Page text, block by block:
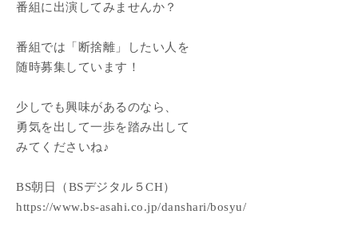
番組に出演してみませんか？
番組では「断捨離」したい人を
随時募集しています！
少しでも興味があるのなら、
勇気を出して一歩を踏み出して
みてくださいね♪
BS朝日（BSデジタル５CH）
https://www.bs-asahi.co.jp/danshari/bosyu/